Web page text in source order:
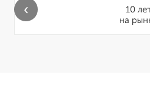
10
на
‹